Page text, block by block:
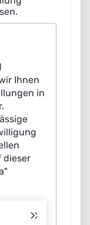
30.06.2026
30.06.2027
31.12.2029
Ihnen
in
dieser